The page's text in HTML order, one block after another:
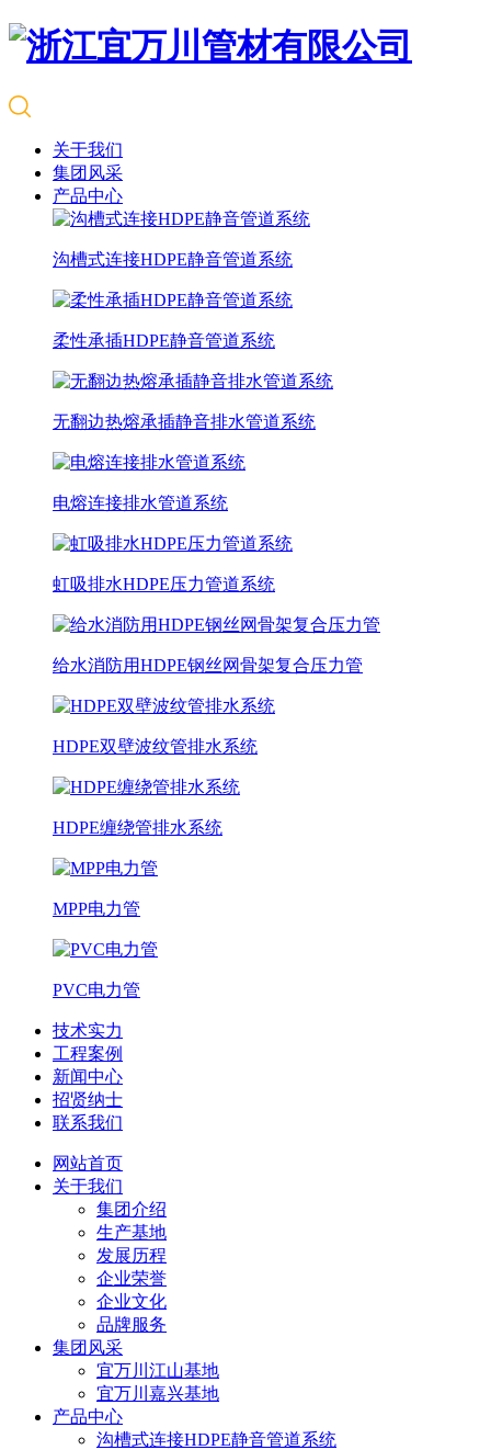
关于我们
集团风采
产品中心
沟槽式连接HDPE静音管道系统
柔性承插HDPE静音管道系统
无翻边热熔承插静音排水管道系统
电熔连接排水管道系统
虹吸排水HDPE压力管道系统
给水消防用HDPE钢丝网骨架复合压力管
HDPE双壁波纹管排水系统
HDPE缠绕管排水系统
MPP电力管
PVC电力管
技术实力
工程案例
新闻中心
招贤纳士
联系我们
网站首页
关于我们
集团介绍
生产基地
发展历程
企业荣誉
企业文化
品牌服务
集团风采
宜万川江山基地
宜万川嘉兴基地
产品中心
沟槽式连接HDPE静音管道系统